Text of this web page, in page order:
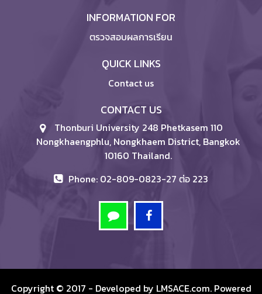
INFORMATION FOR
ตรวจสอบผลการเรียน
QUICK LINKS
Contact us
CONTACT US
Thonburi University 248 Phetkasem 110
Nongkhaengphlu, Nongkhaem District, Bangkok
10160 Thailand.
Phone: 02-809-0823-27 ต่อ 223
Copyright © 2017 - Developed by LMSACE.com. Powered